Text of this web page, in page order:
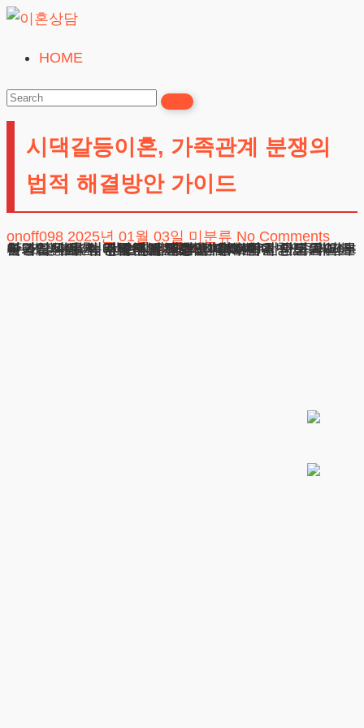
Skip
content
혼
상
HOME
시댁갈등이혼, 가족관계 분쟁의
법적 해결방안 가이드
onoff098 2025년 01월 03일 미분류 No Comments
시댁갈등이혼, 가족관계 분쟁의 법적 해결방안 가이드 안녕하세요. 법무법인 테헤란입니다. 현대 사회에서 부부관계 파탄의 주된 원인 중 하나는 배우자 가족과의 불화입니다. 매년 수많은 의뢰인이 고민을 안고 저희를 찾아오시는데, 대부분 수년간 인내하다 지친 분들입니다. 가정불화는 단순한 일시적 감정대립이 아닌, 시간이 지날수록 심각해지는더보기
상호 : 법무법인 테헤란
사업자 : 589-86-01340
대표자 : 이수학
주소 : 서울시 강남구 테헤란로 420, KT선릉타워West 9층
광고책임변호사 : 이수학